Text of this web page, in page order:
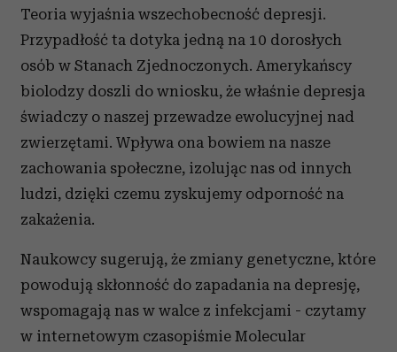
Teoria wyjaśnia wszechobecność depresji.
Przypadłość ta dotyka jedną na 10 dorosłych
osób w Stanach Zjednoczonych. Amerykańscy
biolodzy doszli do wniosku, że właśnie depresja
świadczy o naszej przewadze ewolucyjnej nad
zwierzętami. Wpływa ona bowiem na nasze
zachowania społeczne, izolując nas od innych
ludzi, dzięki czemu zyskujemy odporność na
zakażenia.
Naukowcy sugerują, że zmiany genetyczne, które
powodują skłonność do zapadania na depresję,
wspomagają nas w walce z infekcjami - czytamy
w internetowym czasopiśmie Molecular